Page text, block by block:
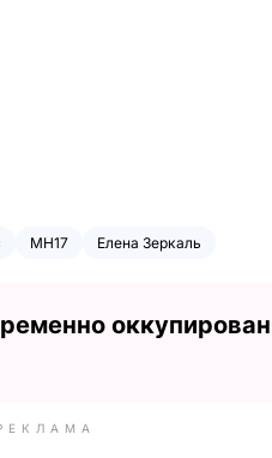
MH17 Елена Зеркаль